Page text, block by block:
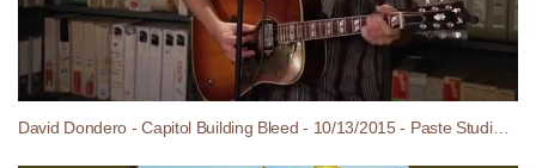
David Dondero - Capitol Building Bleed - 10/13/2015 - Paste Studios, New York, NY